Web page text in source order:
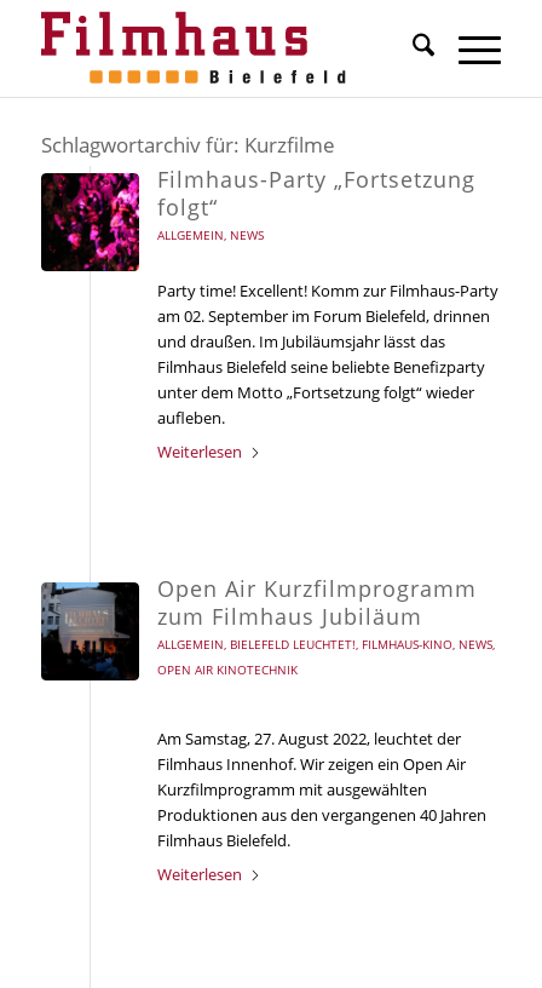
Schlagwortarchiv für: Kurzfilme
Filmhaus-Party „Fortsetzung
folgt“
ALLGEMEIN, NEWS
Party time! Excellent! Komm zur Filmhaus-Party
am 02. September im Forum Bielefeld, drinnen
und draußen. Im Jubiläumsjahr lässt das
Filmhaus Bielefeld seine beliebte Benefizparty
unter dem Motto „Fortsetzung folgt“ wieder
aufleben.
Weiterlesen
Open Air Kurzfilmprogramm
zum Filmhaus Jubiläum
ALLGEMEIN, BIELEFELD LEUCHTET!, FILMHAUS-KINO, NEWS,
OPEN AIR KINOTECHNIK
Am Samstag, 27. August 2022, leuchtet der
Filmhaus Innenhof. Wir zeigen ein Open Air
Kurzfilmprogramm mit ausgewählten
Produktionen aus den vergangenen 40 Jahren
Filmhaus Bielefeld.
Weiterlesen